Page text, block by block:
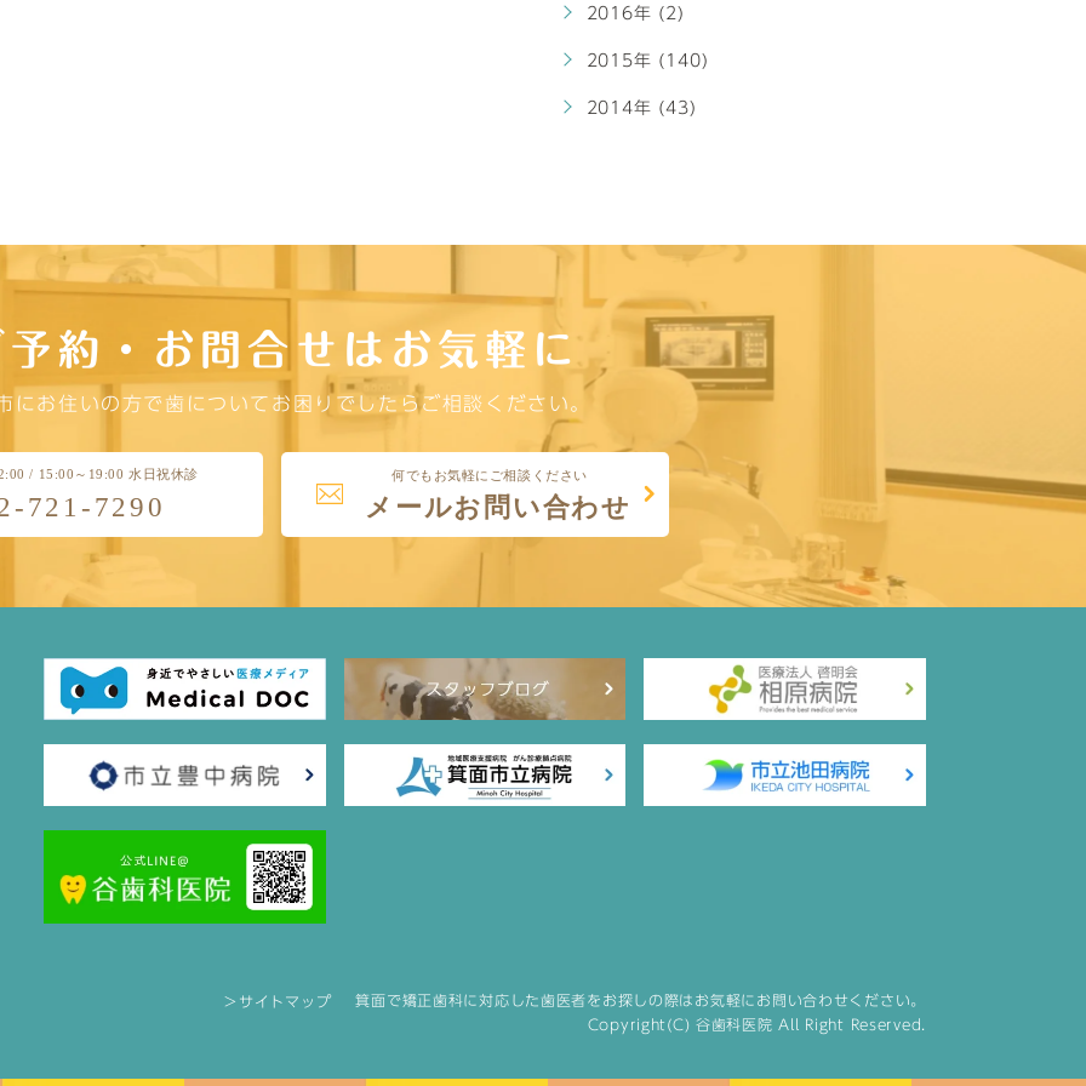
2016年 (2)
2015年 (140)
2014年 (43)
予約・お問合せはお気軽に
にお住いの方で歯についてお困りでしたらご相談ください。
＞サイトマップ
箕面で矯正歯科に対応した歯医者をお探しの際はお気軽にお問い合わせください。
Copyright(C) 谷歯科医院 All Right Reserved.